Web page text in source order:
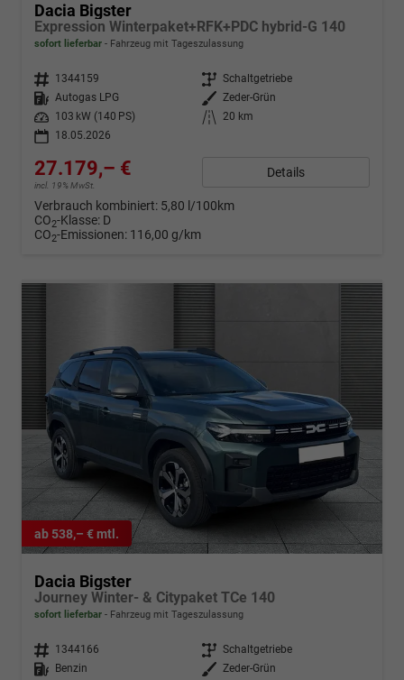
Dacia Bigster
Expression Winterpaket+RFK+PDC hybrid-G 140
sofort lieferbar Fahrzeug mit Tageszulassung
Fahrzeugnr. 1344159 Getriebe Schaltgetriebe
Kraftstoff Autogas LPG Außenfarbe Zeder-Grün
Leistung
103 kW (140 PS) Kilometerstand
20 km
18.05.2026
27.179,– €
incl. 19% MwSt.
Details
Verbrauch kombiniert: 5,80 l/100km
CO2-Klasse: D
CO2-Emissionen: 116,00 g/km
ab 538,– € mtl.
Dacia Bigster
Journey Winter- & Citypaket TCe 140
sofort lieferbar Fahrzeug mit Tageszulassung
Fahrzeugnr. 1344166 Getriebe Schaltgetriebe
Kraftstoff
Benzin Außenfarbe Zeder-Grün